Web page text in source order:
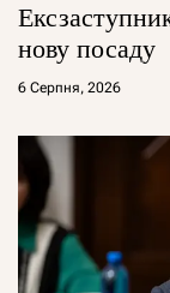
нову посаду
6 Серпня, 2026